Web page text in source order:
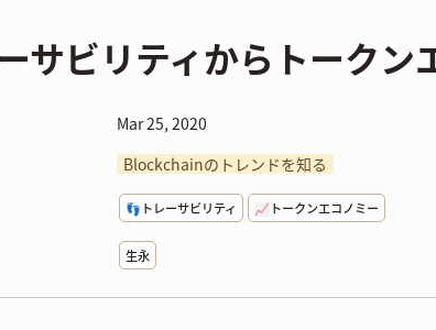
サビリティからトークン
Mar 25, 2020
Blockchainのトレンドを知る
👣トレーサビリティ 📈トークンエコノミー
生永